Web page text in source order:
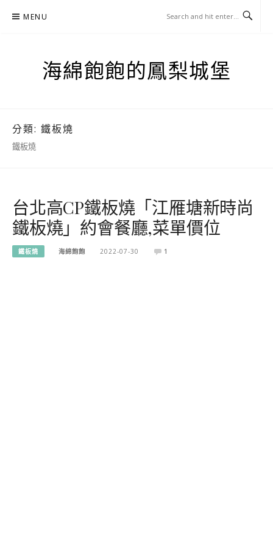
MENU
海綿飽飽的鳳梨城堡
分類: 鐵板燒
鐵板燒
台北高CP鐵板燒「江雁塘新時尚
鐵板燒」約會餐廳,菜單價位
鐵板燒 海綿飽飽 2022-07-30 1